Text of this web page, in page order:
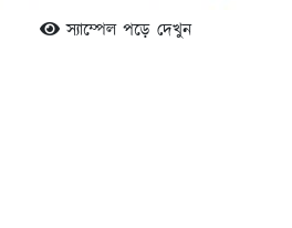
স্যাম্পেল পড়ে দেখুন